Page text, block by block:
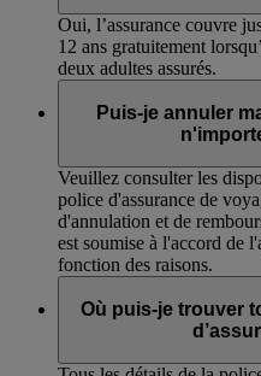
Oui, l’assurance couvre
12 ans gratuitement
deux adultes assurés.
Puis-je annuler
Veuillez consulter les
police d'assurance de
d'annulation et de
est soumise à l'accord de
fonction des raisons.
Où puis-je trouver